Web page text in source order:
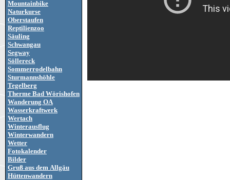
Mountainbike
Naturkurse
Oberstaufen
Reptilienzoo
Säuling
Schwangau
Segway
Söllereck
Sommerrodelbahn
Sturmannshöhle
Tegelberg
Therme Bad Wörishofen
Wanderung OA
Wasserkraftwerk
Wertach
Winterausflug
Winterwandern
Wetter
Fotokalender
Bilder
Gruß aus dem Allgäu
Hüttenwandern